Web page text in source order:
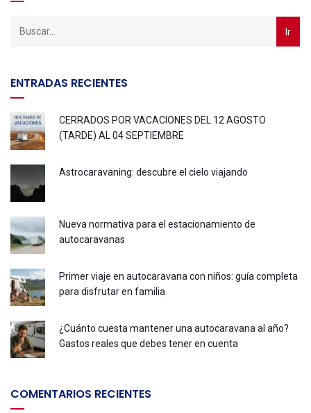
ENTRADAS RECIENTES
CERRADOS POR VACACIONES DEL 12 AGOSTO
(TARDE) AL 04 SEPTIEMBRE
Astrocaravaning: descubre el cielo viajando
Nueva normativa para el estacionamiento de
autocaravanas
Primer viaje en autocaravana con niños: guía completa
para disfrutar en familia
¿Cuánto cuesta mantener una autocaravana al año?
Gastos reales que debes tener en cuenta
COMENTARIOS RECIENTES